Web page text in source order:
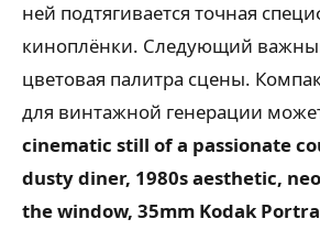
ней подтягивается точная
киноплёнки. Следующий
цветовая палитра сцены.
для винтажной генерации
cinematic still of a passionate
dusty diner, 1980s aesthetic,
the window, 35mm Kodak